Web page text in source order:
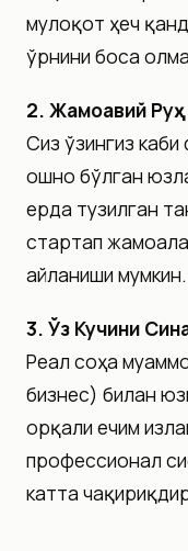
мулоқот ҳеч
ўрнини боса
2. Жамоавий
Сиз ўзингиз
ошно бўлган
ерда тузилган
стартап
айланиши мумкин.
3. Ўз Кучини
Реал соҳа
бизнес) билан
орқали ечим
профессионал
катта